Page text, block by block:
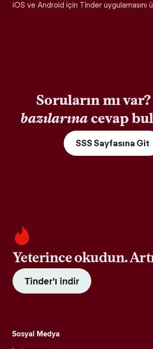
iOS ve Android için Tinder uygulamasını
Soruların mı
bazılarınacevap
SSS Sayfasına Git
Yeterince okudun.
Tinder'ı indir
Sosyal Medya